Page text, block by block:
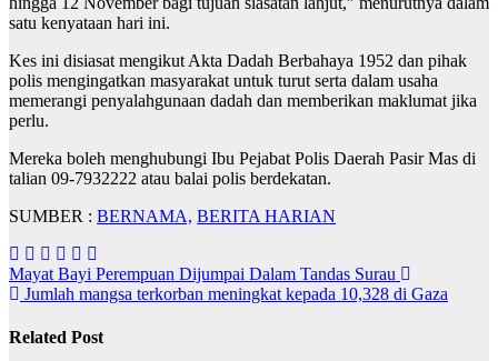
satu kenyataan hari ini.
Kes ini disiasat mengikut Akta Dadah Berbahaya 1952 dan pihak
polis mengingatkan masyarakat untuk turut serta dalam usaha
memerangi penyalahgunaan dadah dan memberikan maklumat jika
perlu.
Mereka boleh menghubungi Ibu Pejabat Polis Daerah Pasir Mas di
talian 09-7932222 atau balai polis berdekatan.
SUMBER : BERNAMA, BERITA HARIAN
Post
navigation
Mayat Bayi Perempuan Dijumpai Dalam Tandas Surau
Jumlah mangsa terkorban meningkat kepada 10,328 di Gaza
Related Post